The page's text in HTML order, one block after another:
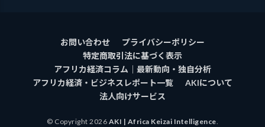
お問い合わせ
プライバシーポリシー
特定商取引法に基づく表示
アフリカ経済コラム｜最新動向・独自分析
アフリカ経済・ビジネスレポート一覧
AKIについて
法人向けサービス
© Copyright 2026 AKI | Africa Keizai Intelligence.